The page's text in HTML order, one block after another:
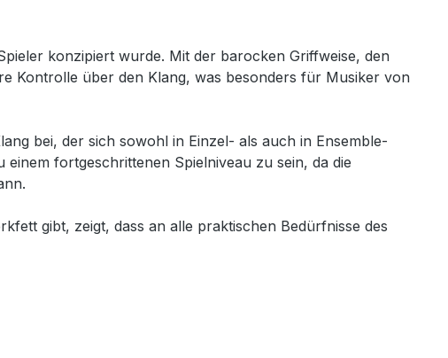
konzipiert wurde. Mit der barocken Griffweise, den
Kontrolle über den Klang, was besonders für Musiker von
bei, der sich sowohl in Einzel- als auch in Ensemble-
fortgeschrittenen Spielniveau zu sein, da die
gibt, zeigt, dass an alle praktischen Bedürfnisse des